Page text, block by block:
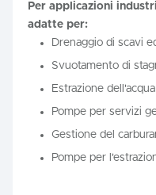
Per applicazioni
adatte per:
Drenaggio di scavi
Svuotamento di
Estrazione
Pompe per servizi
Gestione del
Pompe per